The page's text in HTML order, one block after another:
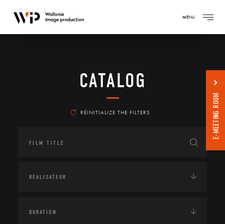
MENU
CATALOG
RÉINITIALIZE THE FILTERS E-MEETING ROOM